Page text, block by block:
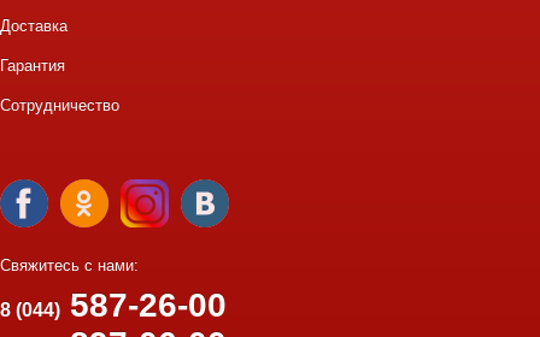
Доставка
Гарантия
Сотрудничество
Свяжитесь с нами:
8 (044) 587-26-00